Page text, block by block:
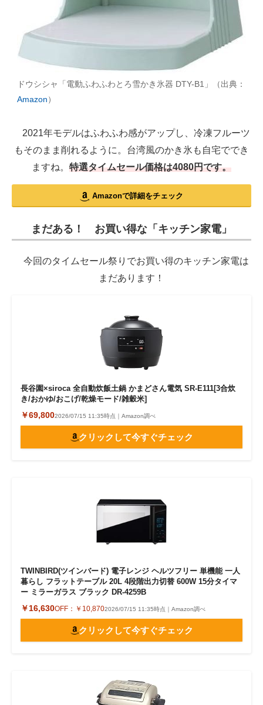
ドウシシャ「電動ふわふわとろ雪かき氷器 DTY-B1」（出典：
Amazon）
2021年モデルはふわふわ感がアップし、冷凍フルーツ
もそのまま削れるように。台湾風のかき氷も自宅ででき
ますね。 特選タイムセール価格は4080円です。
Amazonで詳細をチェック
まだある！ お買い得な「キッチン家電」
今回のタイムセール祭りでお買い得のキッチン家電は
まだあります！
長谷園×siroca 全自動炊飯土鍋 かまどさん電気 SR-E111[3合炊
き/おかゆ/おこげ/乾燥モード/雑穀米]
￥69,8002026/07/15 11:35時点｜Amazon調べ
クリックして今すぐチェック
TWINBIRD(ツインバード) 電子レンジ ヘルツフリー 単機能 一人
暮らし フラットテーブル 20L 4段階出力切替 600W 15分タイマ
ー ミラーガラス ブラック DR-4259B
￥16,630OFF： ￥10,8702026/07/15 11:35時点｜Amazon調べ
クリックして今すぐチェック